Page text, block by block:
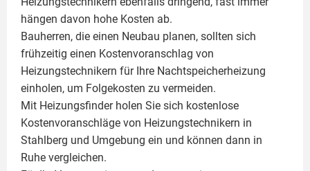
hängen davon hohe Kosten ab.
Bauherren, die einen Neubau planen, sollten sich
frühzeitig einen Kostenvoranschlag von
Heizungstechnikern für Ihre Nachtspeicherheizung
einholen, um Folgekosten zu vermeiden.
Mit Heizungsfinder holen Sie sich kostenlose
Kostenvoranschläge von Heizungstechnikern in
Stahlberg und Umgebung ein und können dann in
Ruhe vergleichen.